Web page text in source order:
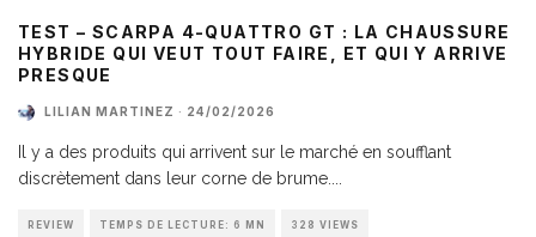
TEST – SCARPA 4-QUATTRO GT : LA CHAUSSURE
HYBRIDE QUI VEUT TOUT FAIRE, ET QUI Y ARRIVE
PRESQUE
LILIAN MARTINEZ · 24/02/2026
Il y a des produits qui arrivent sur le marché en soufflant
discrètement dans leur corne de brume.
REVIEW TEMPS DE LECTURE: 6 MN 328 VIEWS